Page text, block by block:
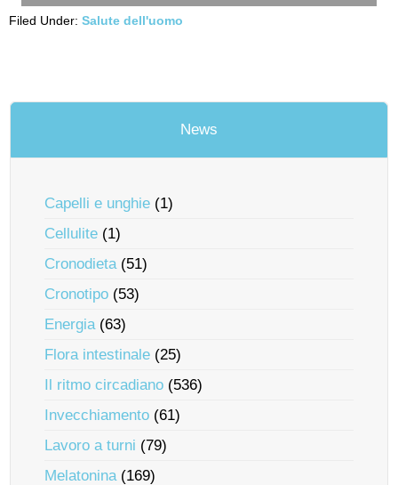
Filed Under: Salute dell'uomo
News
Capelli e unghie (1)
Cellulite (1)
Cronodieta(51)
Cronotipo (53)
Energia(63)
Flora intestinale (25)
Il ritmo circadiano (536)
Invecchiamento (61)
Lavoro a turni (79)
Melatonina(169)